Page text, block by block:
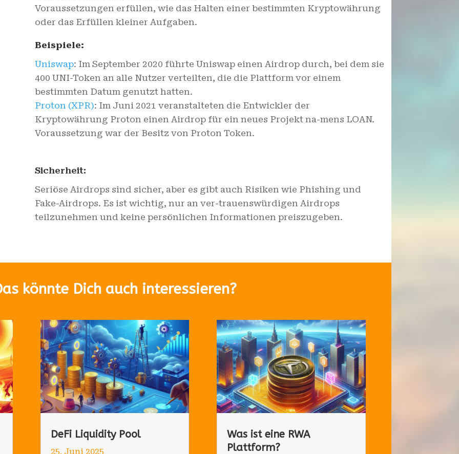
Voraussetzungen erfüllen, wie das Halten einer bestimmten Kryptowährung
oder das Erfüllen kleiner Aufgaben.
Beispiele:
Uniswap: Im September 2020 führte Uniswap einen Airdrop durch, bei dem sie
400 UNI-Token an alle Nutzer verteilten, die die Plattform vor einem
bestimmten Datum genutzt hatten.
Proton (XPR): Im Juni 2021 veranstalteten die Entwickler der
Kryptowährung Proton einen Airdrop für ein neues Projekt na-mens LOAN.
Voraussetzung war der Besitz von Proton Token.
Sicherheit:
Seriöse Airdrops sind sicher, aber es gibt auch Risiken wie Phishing und
Fake-Airdrops. Es ist wichtig, nur an ver-trauenswürdigen Airdrops
teilzunehmen und keine persönlichen Informationen preiszugeben.
könnte Dich auch interessieren?
DeFi Liquidity Pool
25. Juni 2025
Was ist eine RWA
Plattform?